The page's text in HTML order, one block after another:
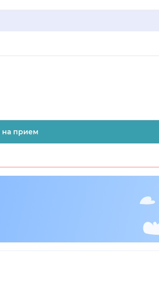
на прием